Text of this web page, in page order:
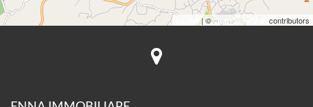
Leaflet| ©OpenStreetMap contributors